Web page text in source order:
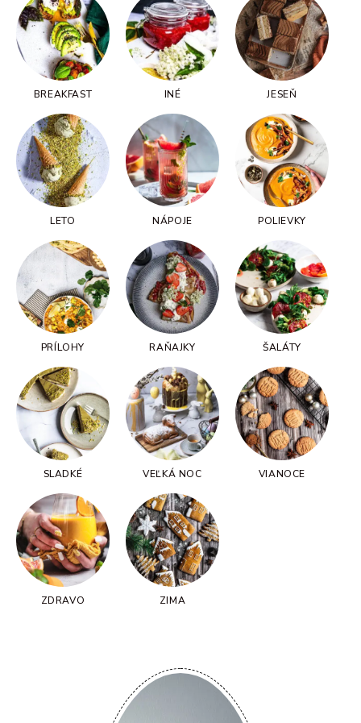
BREAKFAST INÉ JESEŇ
LETO NÁPOJE POLIEVKY
PRÍLOHY RAŇAJKY ŠALÁTY
SLADKÉ VEĽKÁ NOC VIANOCE
ZDRAVO ZIMA